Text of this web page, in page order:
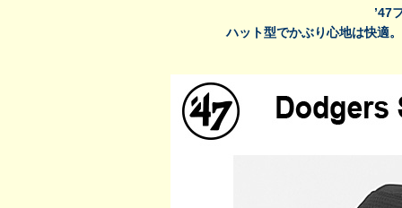
’47
ハット型でかぶり心地は快適